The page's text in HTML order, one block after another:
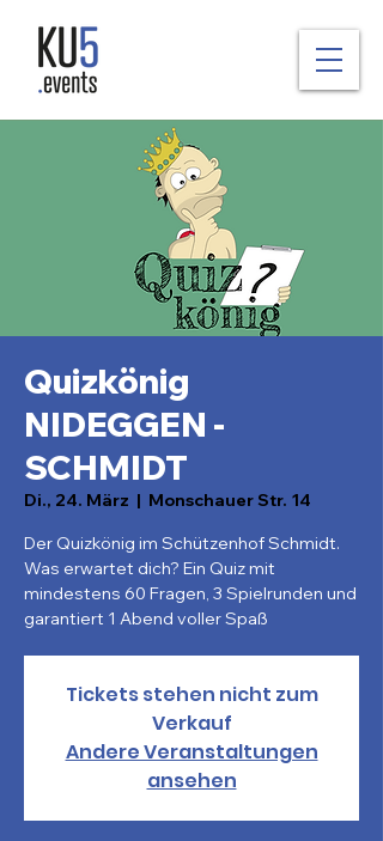
Quizkönig
NIDEGGEN -
SCHMIDT
Di., 24. März
  |
Monschauer Str. 14
Der Quizkönig im Schützenhof Schmidt.
Was erwartet dich? Ein Quiz mit
mindestens 60 Fragen, 3 Spielrunden und
Tickets stehen nicht zum
Verkauf
Andere Veranstaltungen
ansehen